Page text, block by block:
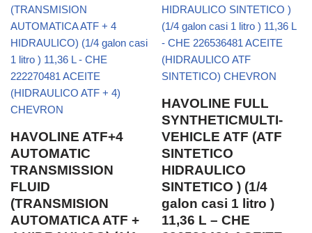
HAVOLINE ATF+4
AUTOMATIC
TRANSMISSION
FLUID
(TRANSMISION
AUTOMATICA ATF +
HAVOLINE FULL
SYNTHETICMULTI-
VEHICLE ATF (ATF
SINTETICO
HIDRAULICO
SINTETICO ) (1/4
galon casi 1 litro )
11,36 L – CHE